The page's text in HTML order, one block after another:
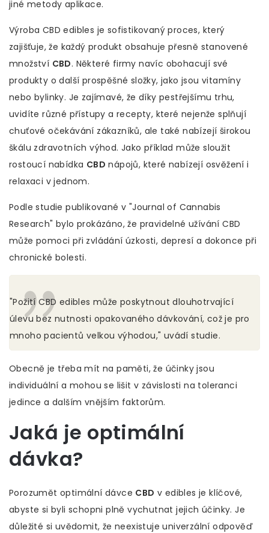
jiné metody aplikace.
Výroba CBD edibles je sofistikovaný proces, který
zajišťuje, že každý produkt obsahuje přesně stanovené
množství CBD. Některé firmy navíc obohacují své
produkty o další prospěšné složky, jako jsou vitamíny
nebo bylinky. Je zajímavé, že díky pestřejšímu trhu,
uvidíte různé přístupy a recepty, které nejenže splňují
chuťové očekávání zákazníků, ale také nabízejí širokou
škálu zdravotních výhod. Jako příklad může sloužit
rostoucí nabídka CBD nápojů, které nabízejí osvěžení i
relaxaci v jednom.
Podle studie publikované v "Journal of Cannabis
Research" bylo prokázáno, že pravidelné užívání CBD
může pomoci při zvládání úzkosti, depresí a dokonce při
chronické bolesti.
"Požití CBD edibles může poskytnout dlouhotrvající
úlevu bez nutnosti opakovaného dávkování, což je pro
mnoho pacientů velkou výhodou," uvádí studie.
Obecně je třeba mít na paměti, že účinky jsou
individuální a mohou se lišit v závislosti na toleranci
jedince a dalším vnějším faktorům.
Jaká je optimální
dávka?
Porozumět optimální dávce CBD v edibles je klíčové,
abyste si byli schopni plně vychutnat jejich účinky. Je
důležité si uvědomit, že neexistuje univerzální odpověď